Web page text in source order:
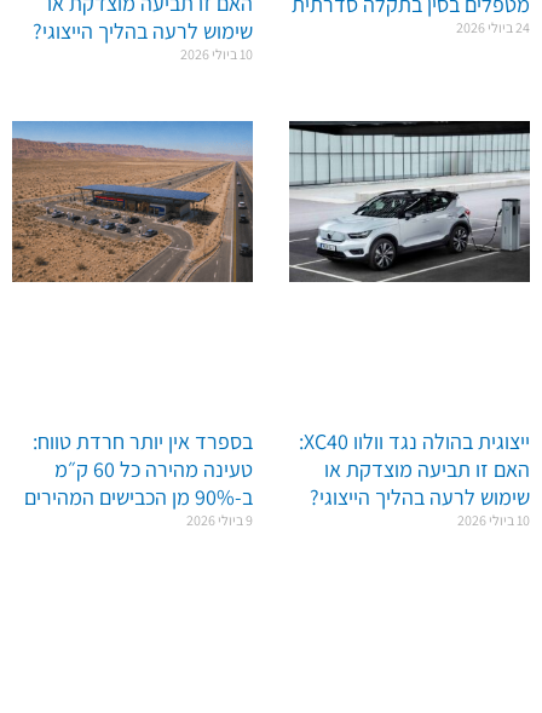
24 ביולי 2026
שימוש לרעה בהליך הייצוגי?
10 ביולי 2026
ייצוגית בהולה נגד וולוו XC40:
האם זו תביעה מוצדקת או
שימוש לרעה בהליך הייצוגי?
10 ביולי 2026
בספרד אין יותר חרדת טווח:
טעינה מהירה כל 60 ק״מ
ב-90% מן הכבישים המהירים
9 ביולי 2026